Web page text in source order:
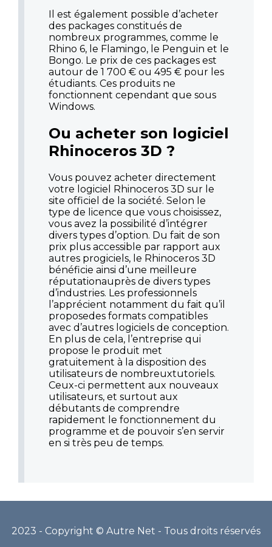
Il est également possible d’acheter
des packages constitués de
nombreux programmes, comme le
Rhino 6, le Flamingo, le Penguin et le
Bongo. Le prix de ces packages est
autour de 1 700 € ou 495 € pour les
étudiants. Ces produits ne
fonctionnent cependant que sous
Windows.
Ou acheter son logiciel
Rhinoceros 3D ?
Vous pouvez acheter directement
votre logiciel Rhinoceros 3D sur le
site officiel de la société. Selon le
type de licence que vous choisissez,
vous avez la possibilité d’intégrer
divers types d’option. Du fait de son
prix plus accessible par rapport aux
autres progiciels, le Rhinoceros 3D
bénéficie ainsi d’une meilleure
réputationauprès de divers types
d’industries. Les professionnels
l’apprécient notamment du fait qu’il
proposedes formats compatibles
avec d’autres logiciels de conception.
En plus de cela, l’entreprise qui
propose le produit met
gratuitement à la disposition des
utilisateurs de nombreuxtutoriels.
Ceux-ci permettent aux nouveaux
utilisateurs, et surtout aux
débutants de comprendre
rapidement le fonctionnement du
programme et de pouvoir s’en servir
en si très peu de temps.
2023 - Copyright © Autre Net - Tous droits réservés